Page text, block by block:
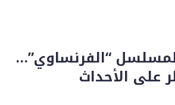
لمسلسل “الفرنساوي”…
على الأحداث